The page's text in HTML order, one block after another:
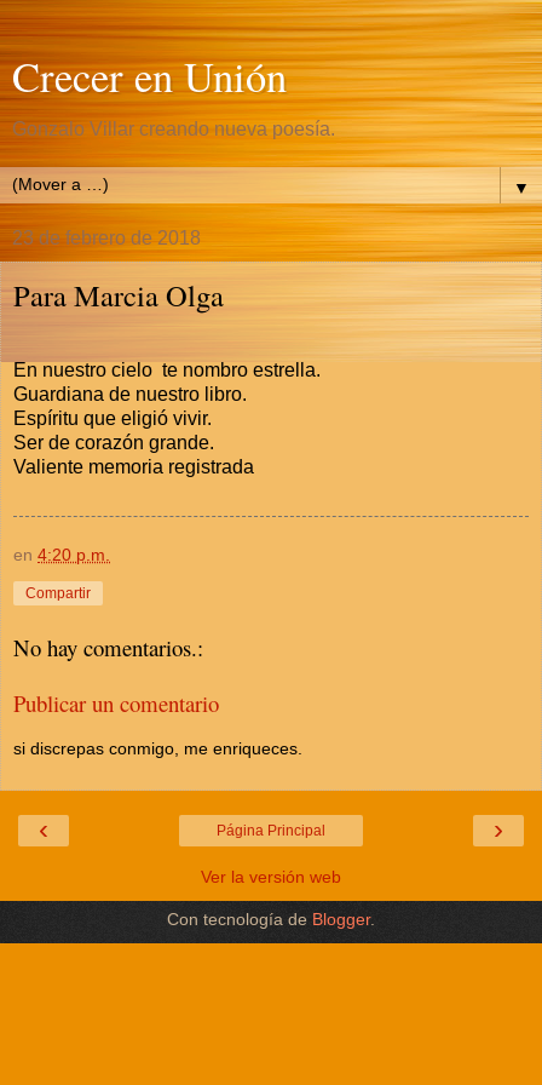
Crecer en Unión
Gonzalo Villar creando nueva poesía.
▼
23 de febrero de 2018
Para Marcia Olga
En nuestro cielo te nombro estrella.
Guardiana de nuestro libro.
Espíritu que eligió vivir.
Ser de corazón grande.
Valiente memoria registrada
en 4:20 p.m.
Compartir
No hay comentarios.:
Publicar un comentario
si discrepas conmigo, me enriqueces.
‹ ›
Página Principal
Ver la versión web
Con tecnología de Blogger.